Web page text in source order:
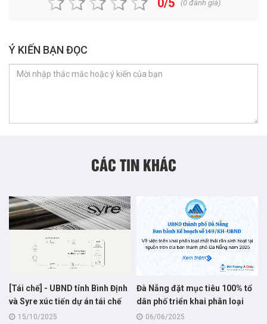
(0đánh giá)
Ý KIẾN BẠN ĐỌC
CÁC TIN KHÁC
[Tái chế] - UBND tỉnh Bình Định
và Syre xúc tiến dự án tái chế
vải polyester : Bước khởi đầu
15/10/2025
Đà Nẵng đặt mục tiêu 100% tổ
dân phố triển khai phân loại
rác sinh hoạt tại nguồn trong
06/06/2025